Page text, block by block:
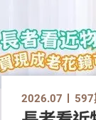
2026.07 597